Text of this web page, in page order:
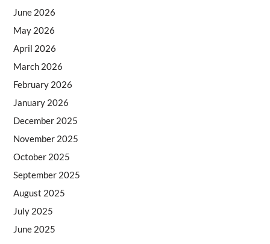
June 2026
May 2026
April 2026
March 2026
February 2026
January 2026
December 2025
November 2025
October 2025
September 2025
August 2025
July 2025
June 2025